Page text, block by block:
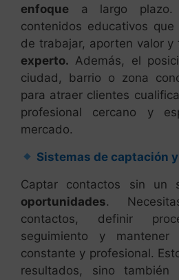
enfoque a largo plazo.
contenidos educativos
de trabajar, aporten valor y
experto. Además, el
ciudad, barrio o zona
para atraer clientes
profesional cercano y
mercado.
Sistemas de captación
Captar contactos sin un
oportunidades.
contactos, definir
seguimiento y mantener
constante y profesional.
resultados, sino también